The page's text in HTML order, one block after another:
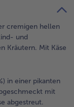
cremigen hellen
und
Kräutern. Mit Käse
in einer pikanten
mit
abgestreut.